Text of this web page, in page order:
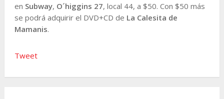
en Subway, O´higgins 27, local 44, a $50. Con $50 más
se podrá adquirir el DVD+CD de La Calesita de
Mamanis.
Tweet